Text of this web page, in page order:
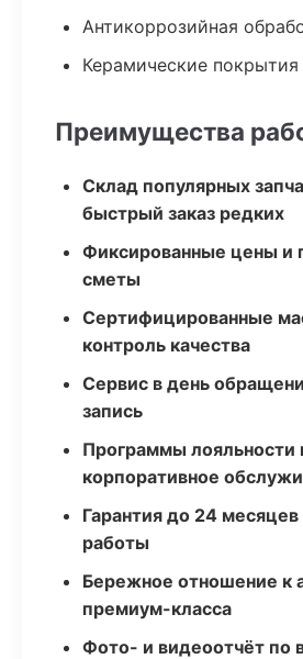
Антикоррозийная
Керамические
Преимущества
Склад популярных
быстрый заказ редких
Фиксированные цены и
сметы
Сертифицированные
контроль качества
Сервис в день
запись
Программы лояльности
корпоративное
Гарантия до 24
работы
Бережное отношение к
премиум-класса
Фото- и видеоотчёт по